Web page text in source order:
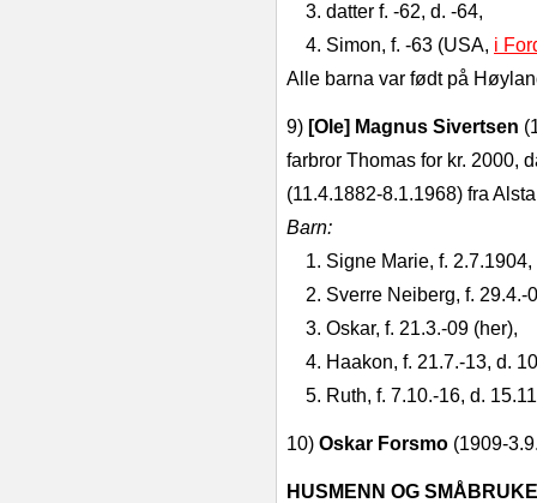
3. datter f. -62, d. -64,
4. Simon, f. -63 (USA, i
Alle barna var født på
9) [Ole] Magnus Sivertsen
far­bror Thomas for kr. 2000,
(11.4.1882-8.1.1968) fra
Barn:
1. Signe Marie, f. 2.7.1904,
2. Sverre Neiberg, f.
3. Oskar, f. 21.3.-09 (her),
4. Haakon, f. 21.7.-13, d.
5. Ruth, f. 7.10.-16, d.
10) Oskar Forsmo (1909-
HUSMENN OG